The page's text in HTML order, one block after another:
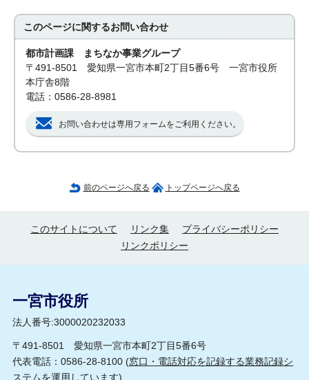
このページに関するお問い合わせ
都市計画課 まちなか事業グループ
〒491-8501 愛知県一宮市本町2丁目5番6号 一宮市役所
本庁舎8階
電話：0586-28-8981
お問い合わせは専用フォームをご利用ください。
前のページへ戻る トップページへ戻る
このサイトについて リンク集
プライバシーポリシー
リンクポリシー
一宮市役所
法人番号:3000020232033
〒491-8501 愛知県一宮市本町2丁目5番6号
代表電話：0586-28-8100 (窓口・電話対応を記録する業務記録シ
ステムを運用しています)